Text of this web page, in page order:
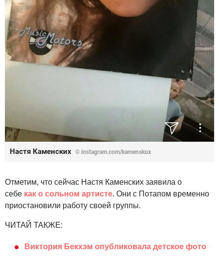
Настя Каменских © instagram.com/kamenskux
Отметим, что сейчас Настя Каменских заявила о
себе как о сольном артисте. Они с Потапом временно
приостановили работу своей группы.
ЧИТАЙ ТАКЖЕ:
Виктория Бекхэм опубликовала детское фото